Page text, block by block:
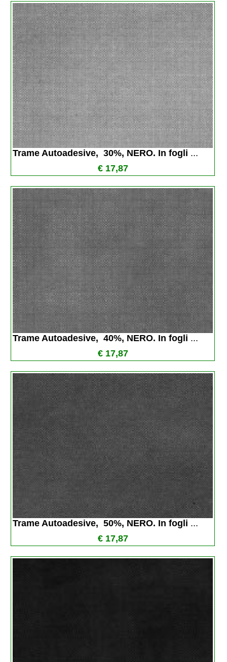
Trame Autoadesive,  30%, NERO. In fogli ...
€ 17,87
Trame Autoadesive,  40%, NERO. In fogli ...
€ 17,87
Trame Autoadesive,  50%, NERO. In fogli ...
€ 17,87